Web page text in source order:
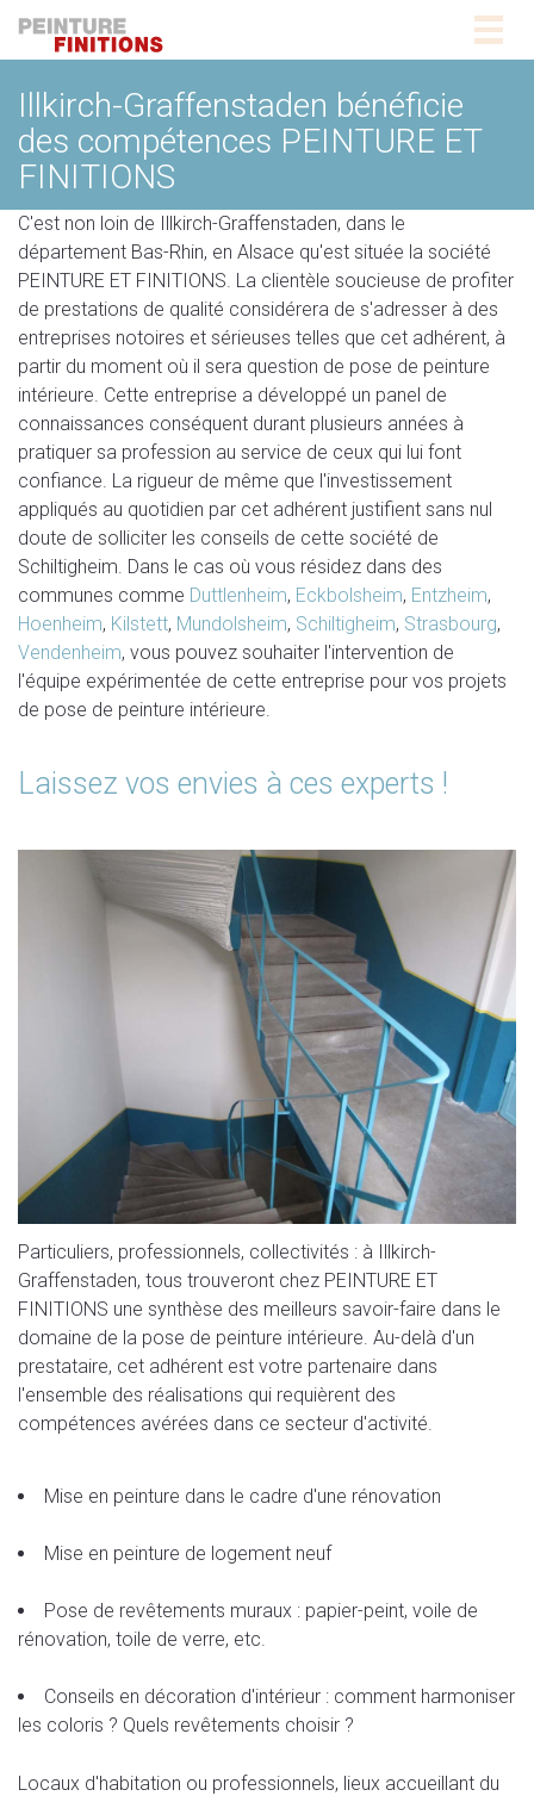
Illkirch-Graffenstaden bénéficie
des compétences PEINTURE ET
FINITIONS
C'est non loin de Illkirch-Graffenstaden, dans le
département Bas-Rhin, en Alsace qu'est située la société
PEINTURE ET FINITIONS. La clientèle soucieuse de profiter
de prestations de qualité considérera de s'adresser à des
entreprises notoires et sérieuses telles que cet adhérent, à
partir du moment où il sera question de pose de peinture
intérieure. Cette entreprise a développé un panel de
connaissances conséquent durant plusieurs années à
pratiquer sa profession au service de ceux qui lui font
confiance. La rigueur de même que l'investissement
appliqués au quotidien par cet adhérent justifient sans nul
doute de solliciter les conseils de cette société de
Schiltigheim. Dans le cas où vous résidez dans des
communes comme Duttlenheim, Eckbolsheim, Entzheim,
Hoenheim, Kilstett, Mundolsheim, Schiltigheim, Strasbourg,
Vendenheim, vous pouvez souhaiter l'intervention de
l'équipe expérimentée de cette entreprise pour vos projets
de pose de peinture intérieure.
Laissez vos envies à ces experts !
Particuliers, professionnels, collectivités : à Illkirch-
Graffenstaden, tous trouveront chez PEINTURE ET
FINITIONS une synthèse des meilleurs savoir-faire dans le
domaine de la pose de peinture intérieure. Au-delà d'un
prestataire, cet adhérent est votre partenaire dans
l'ensemble des réalisations qui requièrent des
compétences avérées dans ce secteur d'activité.
Mise en peinture dans le cadre d'une rénovation
Mise en peinture de logement neuf
Pose de revêtements muraux : papier-peint, voile de
rénovation, toile de verre, etc.
Conseils en décoration d'intérieur : comment harmoniser
les coloris ? Quels revêtements choisir ?
Locaux d'habitation ou professionnels, lieux accueillant du